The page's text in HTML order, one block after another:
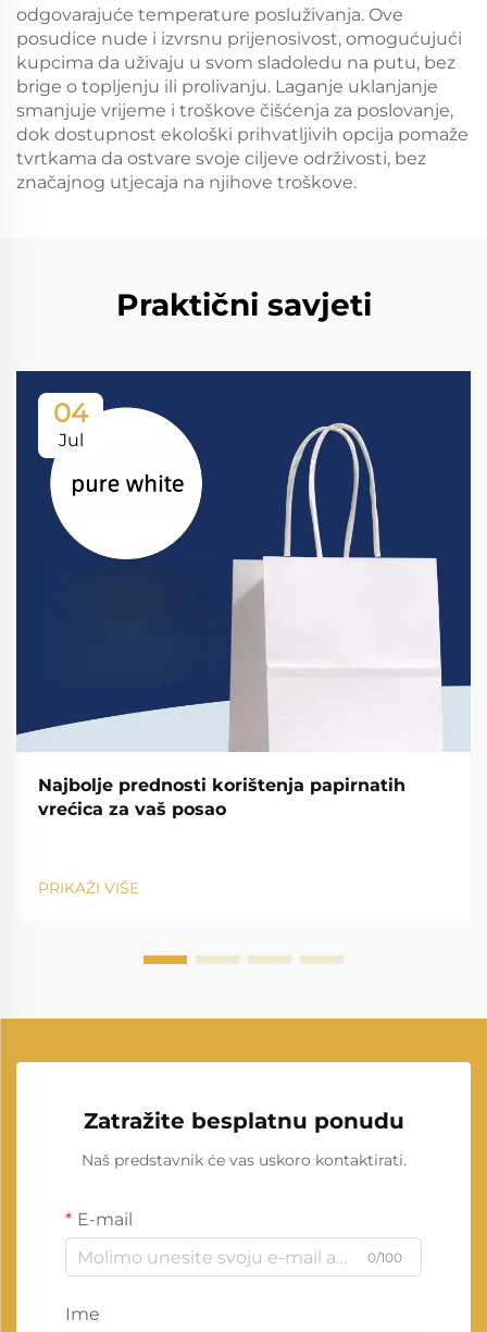
odgovarajuće temperature posluživanja. Ove
posudice nude i izvrsnu prijenosivost, omogućujući
kupcima da uživaju u svom sladoledu na putu, bez
brige o topljenju ili prolivanju. Laganje uklanjanje
smanjuje vrijeme i troškove čišćenja za poslovanje,
dok dostupnost ekološki prihvatljivih opcija pomaže
tvrtkama da ostvare svoje ciljeve održivosti, bez
značajnog utjecaja na njihove troškove.
Praktični savjeti
04
Jul
Najbolje prednosti korištenja papirnatih
vrećica za vaš posao
PRIKAŽI VIŠE
Zatražite besplatnu ponudu
Naš predstavnik će vas uskoro kontaktirati.
E-mail
0/100
Ime